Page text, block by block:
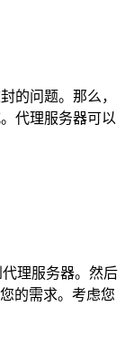
的问题。那么，
代理服务器可以
理服务器。然后
的需求。考虑您